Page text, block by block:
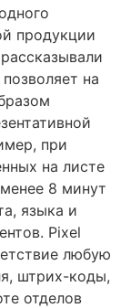
продукции
на
при
на листе
8 минут
языка и
Pixel
любую
штрих-коды,
отделов